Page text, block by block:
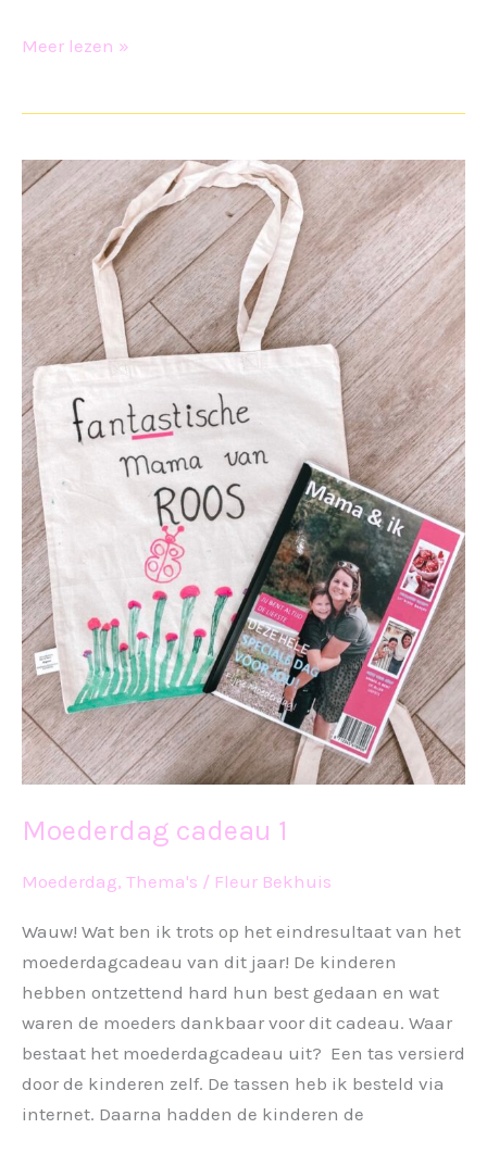
Moederdag
Meer lezen »
Moederdag cadeau 1
Moederdag, Thema's / Fleur Bekhuis
Wauw! Wat ben ik trots op het eindresultaat van het
moederdagcadeau van dit jaar! De kinderen
hebben ontzettend hard hun best gedaan en wat
waren de moeders dankbaar voor dit cadeau. Waar
bestaat het moederdagcadeau uit? Een tas versierd
door de kinderen zelf. De tassen heb ik besteld via
internet. Daarna hadden de kinderen de